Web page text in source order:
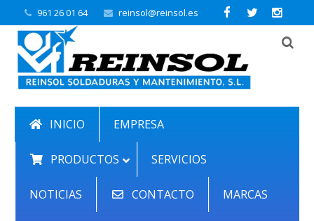
961 26 01 64 reinsol@reinsol.es
INICIO EMPRESA
PRODUCTOS SERVICIOS
NOTICIAS CONTACTO MARCAS